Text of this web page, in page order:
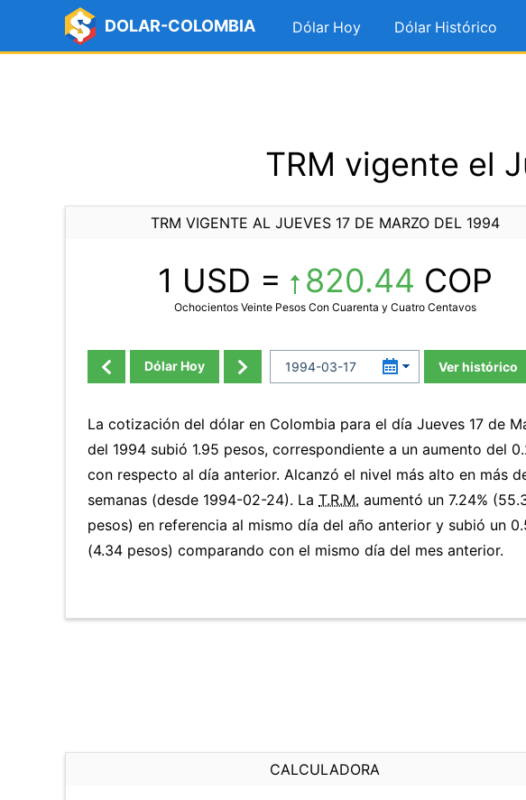
DOLAR-COLOMBIA Dólar Hoy Dólar Histórico
TRM vigente el
TRM VIGENTE AL JUEVES 17 DE MARZO DEL 1994
1 USD = 820.44 COP
Ochocientos Veinte Pesos Con Cuarenta y Cuatro Centavos
Dólar Hoy Ver histórico
La cotización del dólar en Colombia para el día Jueves 17 de
del 1994 subió 1.95 pesos, correspondiente a un aumento del
con respecto al día anterior. Alcanzó el nivel más alto en más
semanas (desde 1994-02-24). La T.R.M. aumentó un 7.24%
pesos) en referencia al mismo día del año anterior y subió un
(4.34 pesos) comparando con el mismo día del mes anterior.
CALCULADORA